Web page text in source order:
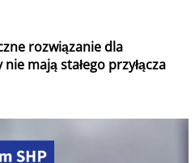
rozwiązanie dla
mają stałego przyłącza